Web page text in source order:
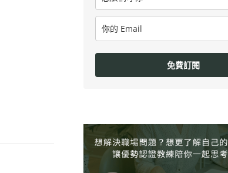
免費訂閱